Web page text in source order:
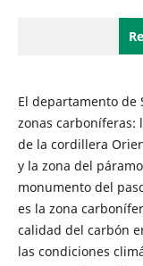
El departamento de
zonas carboníferas:
de la cordillera
y la zona del
monumento del
es la zona
calidad del carbón
las condiciones